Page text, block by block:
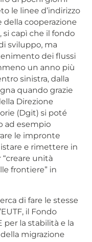
le linee d’indirizzo
della cooperazione
si capì che il fondo
sviluppo, ma
dei flussi
un anno più
sinistra, dalla
quando grazie
Direzione
(Dgit) si poté
ad esempio
le impronte
e rimettere in
unità
frontiere” in
di fare le stesse
il Fondo
per la stabilità e la
migrazione